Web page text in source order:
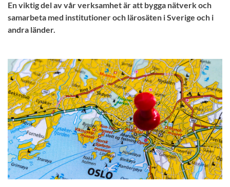
En viktig del av vår verksamhet är att bygga nätverk och
samarbeta med institutioner och lärosäten i Sverige och i
andra länder.